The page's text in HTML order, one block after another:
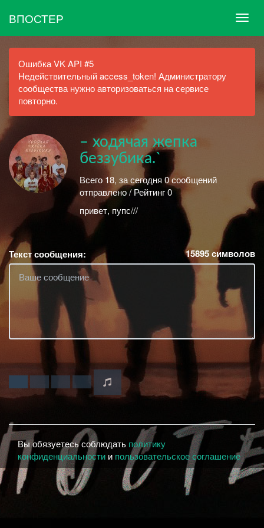
ВПОСТЕР
Ошибка VK API #5
Недействительный access_token! Администратору
сообщества нужно авторизоваться на сервисе
повторно.
– ходячая жепка
беззубика.`
Всего 18, за сегодня 0 сообщений
отправлено / Рейтинг 0
привет, пупс///
Текст сообщения: 15895символов
Вы обязуетесь соблюдать политику
конфиденциальности и пользовательское соглашение